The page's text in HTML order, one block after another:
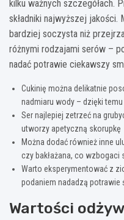
kilku ważnych szczegółach.
składniki najwyższej jakości.
bardziej soczysta niż
różnymi rodzajami serów –
nadać potrawie ciekawszy
Cukinię można delikatnie
nadmiaru wody – dzięki
Ser najlepiej zetrzeć na
utworzy apetyczną skorupkę
Można dodać również inne
czy bakłażana, co
Warto eksperymentować z
podaniem nadadzą potrawie
Wartości